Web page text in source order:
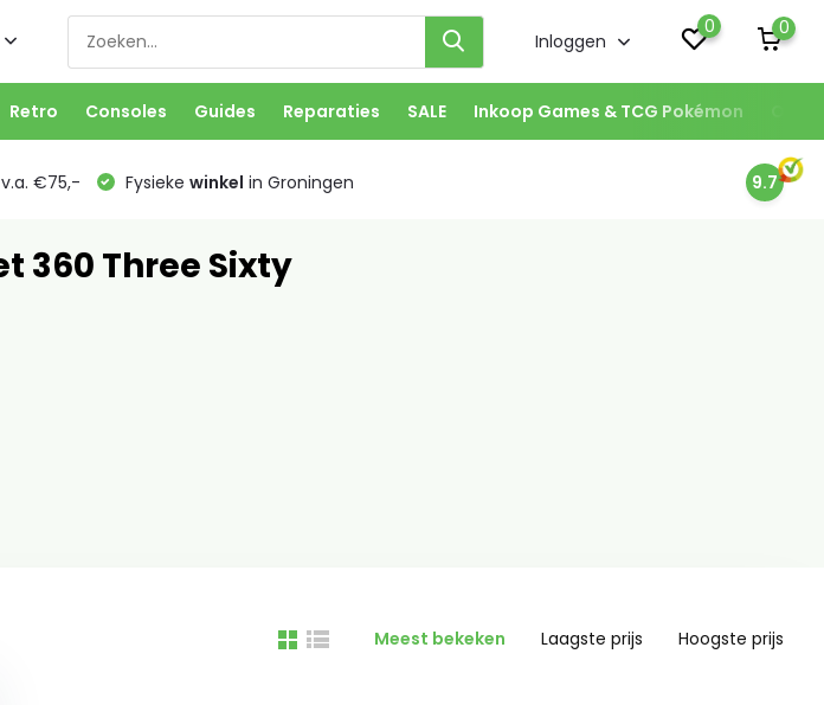
Inloggen
0 0
Retro Consoles Guides Reparaties SALE Inkoop Games & TCG Pokémon
v.a. €75,- Fysieke winkel in Groningen 9.7
360 Three Sixty
Meest bekeken Laagste prijs Hoogste prijs